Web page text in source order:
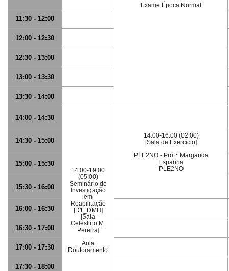
Exame Época Normal
11:30 - 12:00
12:00 - 12:30
12:30 - 13:00
13:00 - 13:30
13:30 - 14:00
14:00 - 14:30
14:00-19:00
(05:00)
Seminário de
Investigação
em
Reabilitação
[D1_DMH]
[Sala
Celestino M.
Pereira]
Aula
Doutoramento
14:00-16:00 (02:00)
[Sala de Exercício]
PLE2NO - Prof.ª Margarida
Espanha
PLE2NO
14:30 - 15:00
15:00 - 15:30
15:30 - 16:00
16:00 - 16:30
16:30 - 17:00
17:00 - 17:30
17:30 - 18:00